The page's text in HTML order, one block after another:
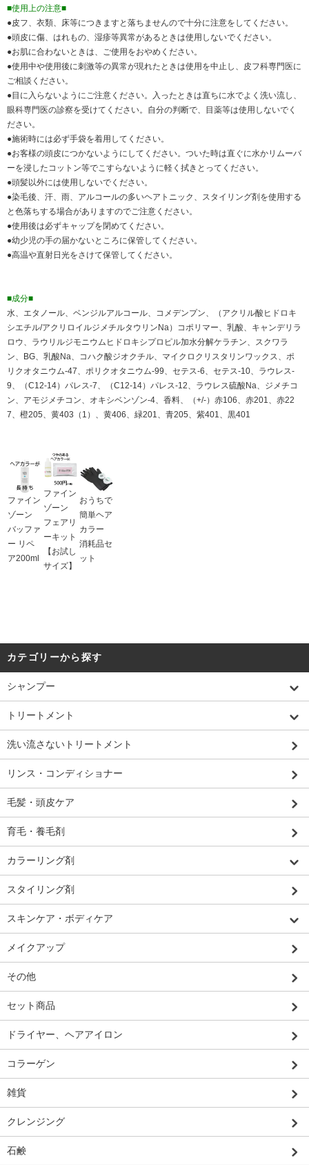
■使用上の注意■
●皮フ、衣類、床等につきますと落ちませんので十分に注意をしてください。
●頭皮に傷、はれもの、湿疹等異常があるときは使用しないでください。
●お肌に合わないときは、ご使用をおやめください。
●使用中や使用後に刺激等の異常が現れたときは使用を中止し、皮フ科専門医に
ご相談ください。
●目に入らないようにご注意ください。入ったときは直ちに水でよく洗い流し、
眼科専門医の診察を受けてください。自分の判断で、目薬等は使用しないでく
ださい。
●施術時には必ず手袋を着用してください。
●お客様の頭皮につかないようにしてください。ついた時は直ぐに水かリムーバ
ーを浸したコットン等でこすらないように軽く拭きとってください。
●頭髪以外には使用しないでください。
●染毛後、汗、雨、アルコールの多いヘアトニック、スタイリング剤を使用する
と色落ちする場合がありますのでご注意ください。
●使用後は必ずキャップを閉めてください。
●幼少児の手の届かないところに保管してください。
●高温や直射日光をさけて保管してください。
■成分■
水、エタノール、ベンジルアルコール、コメデンプン、（アクリル酸ヒドロキ
シエチル/アクリロイルジメチルタウリンNa）コポリマー、乳酸、キャンデリラ
ロウ、ラウリルジモニウムヒドロキシプロピル加水分解ケラチン、スクワラ
ン、BG、乳酸Na、コハク酸ジオクチル、マイクロクリスタリンワックス、ポ
リクオタニウム-47、ポリクオタニウム-99、セテス-6、セテス-10、ラウレス-
9、（C12-14）パレス-7、（C12-14）パレス-12、ラウレス硫酸Na、ジメチコ
ン、アモジメチコン、オキシベンゾン-4、香料、（+/-）赤106、赤201、赤22
7、橙205、黄403（1）、黄406、緑201、青205、紫401、黒401
ファイン
ゾーン
バッファ
ー リペ
ア200ml
ファイン
ゾーン
フェアリ
ーキット
【お試し
サイズ】
おうちで
簡単ヘア
カラー
消耗品セ
ット
カテゴリーから探す
シャンプー
トリートメント
洗い流さないトリートメント
リンス・コンディショナー
毛髪・頭皮ケア
育毛・養毛剤
カラーリング剤
スタイリング剤
スキンケア・ボディケア
メイクアップ
その他
セット商品
ドライヤー、ヘアアイロン
コラーゲン
雑貨
クレンジング
石鹸